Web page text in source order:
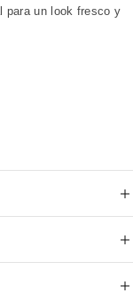
para un look fresco y